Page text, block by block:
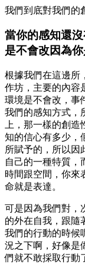
我們到底對我們的
當你的感知還
是不會改因為
根據我們在這邊所
作坊，主要的內容
環境是不會改，事
我們的感知方式，
上，那一樣的創造
知的信心有多少，
所賦予的，所以因
自己的一種特質，
時間跟空間，你來
命就是表達。
可是因為我們對，
的外在自我，跟隨
我們的行動的時候
況之下啊，好像是
們就不敢採取行動